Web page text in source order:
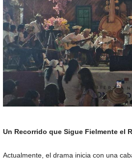
Un Recorrido que Sigue Fielmente el
Actualmente, el drama inicia con una